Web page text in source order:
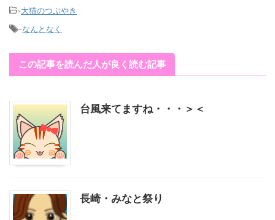
-大猫のつぶやき
-なんとなく
この記事を読んだ人が良く読む記事
台風来てますね・・・＞＜
長崎・みなと祭り